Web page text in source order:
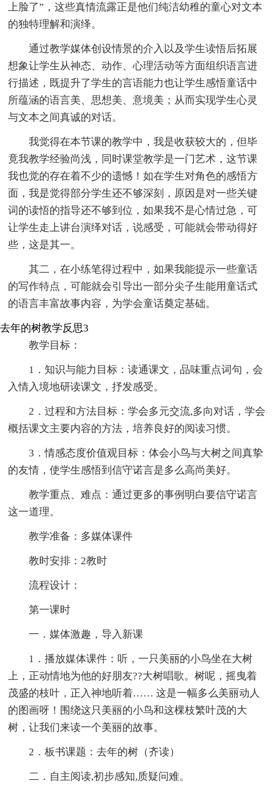
上脸了”，这些真情流露正是他们纯洁幼稚的童心对文本
的独特理解和演绎。
通过教学媒体创设情景的介入以及学生读悟后拓展
想象让学生从神态、动作、心理活动等方面组织语言进
行描述，既提升了学生的言语能力也让学生感悟童话中
所蕴涵的语言美、思想美、意境美；从而实现学生心灵
与文本之间真诚的对话。
我觉得在本节课的教学中，我是收获较大的，但毕
竟我教学经验尚浅，同时课堂教学是一门艺术，这节课
我也觉的存在着不少的遗憾！如在学生对角色的感悟方
面，我是觉得部分学生还不够深刻，原因是对一些关键
词的读悟的指导还不够到位，如果我不是心情过急，可
让学生走上讲台演绎对话，说感受，可能就会带动得好
些，这是其一。
其二，在小练笔得过程中，如果我能提示一些童话
的写作特点，可能就会引导出一部分尖子生能用童话式
的语言丰富故事内容，为学会童话奠定基础。
去年的树教学反思3
教学目标：
1．知识与能力目标：读通课文，品味重点词句，会
入情入境地研读课文，抒发感受。
2．过程和方法目标：学会多元交流,多向对话，学会
概括课文主要内容的方法，培养良好的阅读习惯。
3．情感态度价值观目标：体会小鸟与大树之间真挚
的友情，使学生感悟到信守诺言是多么高尚美好。
教学重点、难点：通过更多的事例明白要信守诺言
这一道理。
教学准备：多媒体课件
教时安排：2教时
流程设计：
第一课时
一．媒体激趣，导入新课
1．播放媒体课件：听，一只美丽的小鸟坐在大树
上，正动情地为他的好朋友??大树唱歌。树呢，摇曳着
茂盛的枝叶，正入神地听着…… 这是一幅多么美丽动人
的图画呀！围绕这只美丽的小鸟和这棵枝繁叶茂的大
树，让我们来读一个美丽的故事。
2．板书课题：去年的树（齐读）
二．自主阅读,初步感知,质疑问难。